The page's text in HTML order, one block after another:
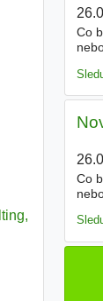
strojů
strojů
strojů
strojů
Co
Co